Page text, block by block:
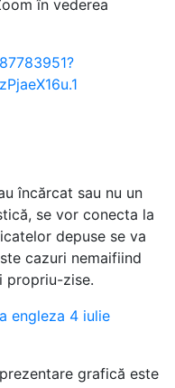
în vederea
încărcat sau nu un
se vor conecta la
depuse se va
cazuri nemaifiind
propriu-zise.
engleza 4 iulie
grafică este